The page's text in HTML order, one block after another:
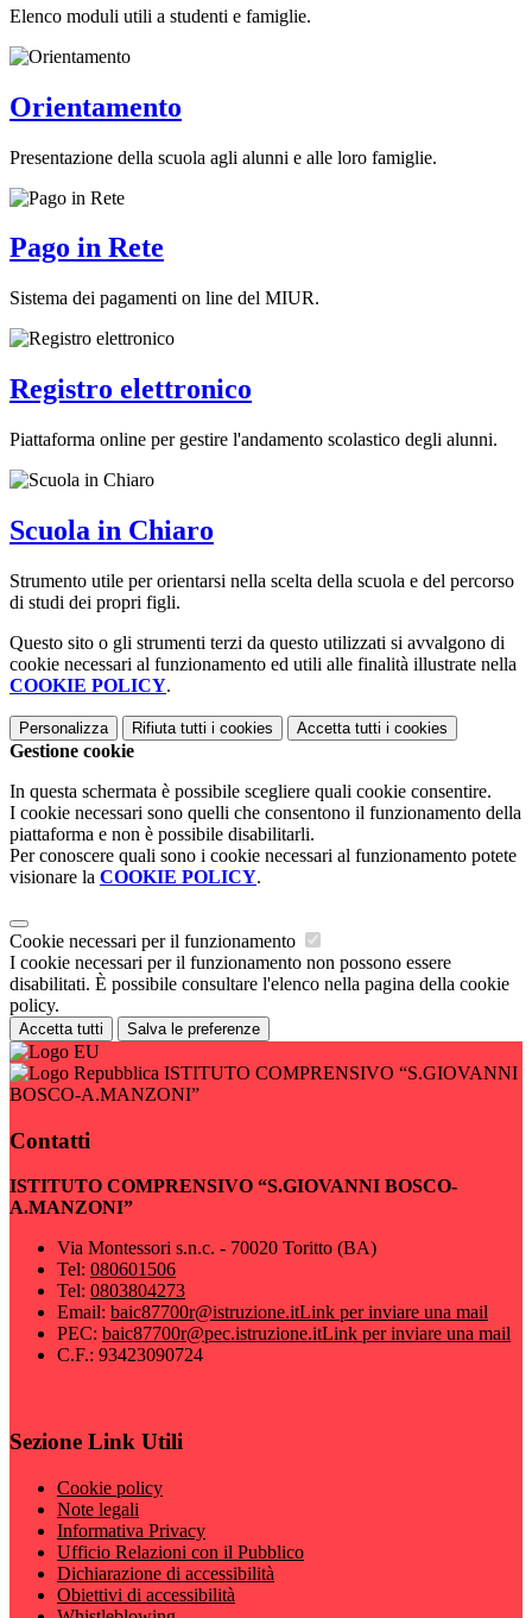
Elenco moduli utili a studenti e famiglie.
Orientamento
Presentazione della scuola agli alunni e alle loro famiglie.
Pago in Rete
Sistema dei pagamenti on line del MIUR.
Registro elettronico
Piattaforma online per gestire l'andamento scolastico degli alunni.
Scuola in Chiaro
Strumento utile per orientarsi nella scelta della scuola e del percorso
di studi dei propri figli.
Questo sito o gli strumenti terzi da questo utilizzati si avvalgono di
cookie necessari al funzionamento ed utili alle finalità illustrate nella
COOKIE POLICY.
Personalizza Rifiuta tutti i cookies Accetta tutti i cookies
Gestione cookie
In questa schermata è possibile scegliere quali cookie consentire.
I cookie necessari sono quelli che consentono il funzionamento della
piattaforma e non è possibile disabilitarli.
Per conoscere quali sono i cookie necessari al funzionamento potete
visionare la COOKIE POLICY.
Cookie necessari per il funzionamento
I cookie necessari per il funzionamento non possono essere
disabilitati. È possibile consultare l'elenco nella pagina della cookie
policy.
Accetta tutti Salva le preferenze
ISTITUTO COMPRENSIVO “S.GIOVANNI
BOSCO-A.MANZONI”
Contatti
ISTITUTO COMPRENSIVO “S.GIOVANNI BOSCO-
A.MANZONI”
Via Montessori s.n.c. - 70020 Toritto (BA)
Tel: 080601506
Tel: 0803804273
Email: baic87700r@istruzione.itLink per inviare una mail
PEC: baic87700r@pec.istruzione.itLink per inviare una mail
C.F.: 93423090724
Sezione Link Utili
Cookie policy
Note legali
Informativa Privacy
Ufficio Relazioni con il Pubblico
Dichiarazione di accessibilità
Obiettivi di accessibilità